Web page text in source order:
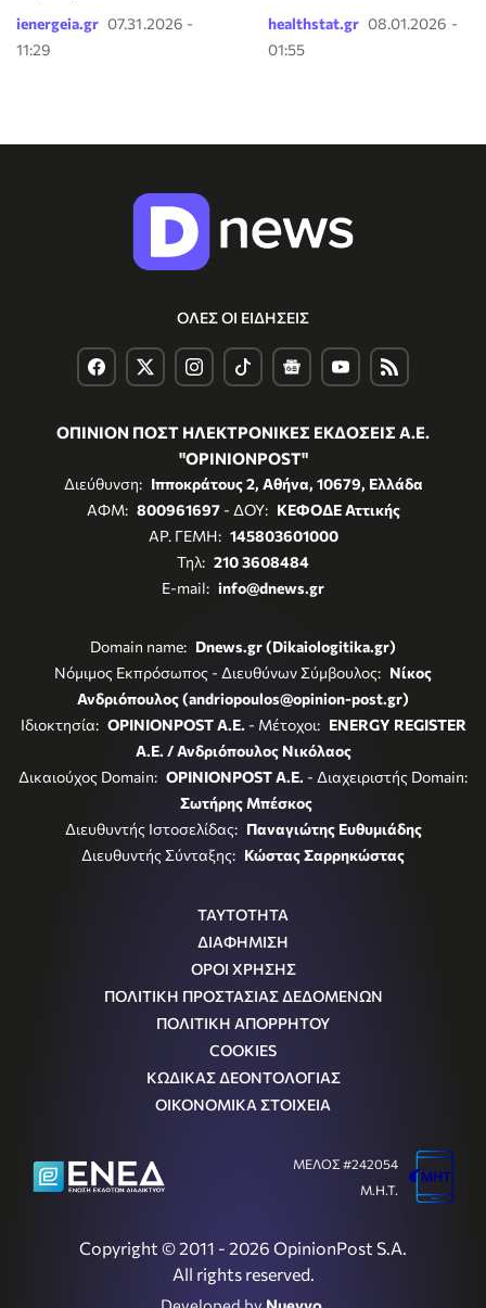
ienergeia.gr 07.31.2026 -
11:29
healthstat.gr 08.01.2026 -
01:55
ΟΛΕΣ ΟΙ ΕΙΔΗΣΕΙΣ
ΟΠΙΝΙΟΝ ΠΟΣΤ ΗΛΕΚΤΡΟΝΙΚΕΣ ΕΚΔΟΣΕΙΣ Α.Ε.
"OPINIONPOST"
Διεύθυνση: Ιπποκράτους 2, Αθήνα, 10679, Ελλάδα
ΑΦΜ: 800961697- ΔΟΥ: ΚΕΦΟΔΕ Αττικής
ΑΡ. ΓΕΜΗ: 145803601000
Τηλ: 210 3608484
E-mail: info@dnews.gr
Domain name: Dnews.gr (Dikaiologitika.gr)
Νόμιμος Εκπρόσωπος - Διευθύνων Σύμβουλος: Νίκος
Ανδριόπουλος (andriopoulos@opinion-post.gr)
Ιδιοκτησία: OPINIONPOST A.E. - Μέτοχοι: ENERGY REGISTER
Α.Ε. / Ανδριόπουλος Νικόλαος
Δικαιούχος Domain: OPINIONPOST A.E. - Διαχειριστής Domain:
Σωτήρης Μπέσκος
Διευθυντής Ιστοσελίδας: Παναγιώτης Ευθυμιάδης
Διευθυντής Σύνταξης: Κώστας Σαρρηκώστας
ΤΑΥΤΟΤΗΤΑ
ΔΙΑΦΗΜΙΣΗ
ΟΡΟΙ ΧΡΗΣΗΣ
ΠΟΛΙΤΙΚΗ ΠΡΟΣΤΑΣΙΑΣ ΔΕΔΟΜΕΝΩΝ
ΠΟΛΙΤΙΚΗ ΑΠΟΡΡΗΤΟΥ
COOKIES
ΚΩΔΙΚΑΣ ΔΕΟΝΤΟΛΟΓΙΑΣ
ΟΙΚΟΝΟΜΙΚΑ ΣΤΟΙΧΕΙΑ
Copyright © 2011 - 2026 OpinionPost S.A.
All rights reserved.
ΜΕΛΟΣ #242054
Μ.Η.Τ.